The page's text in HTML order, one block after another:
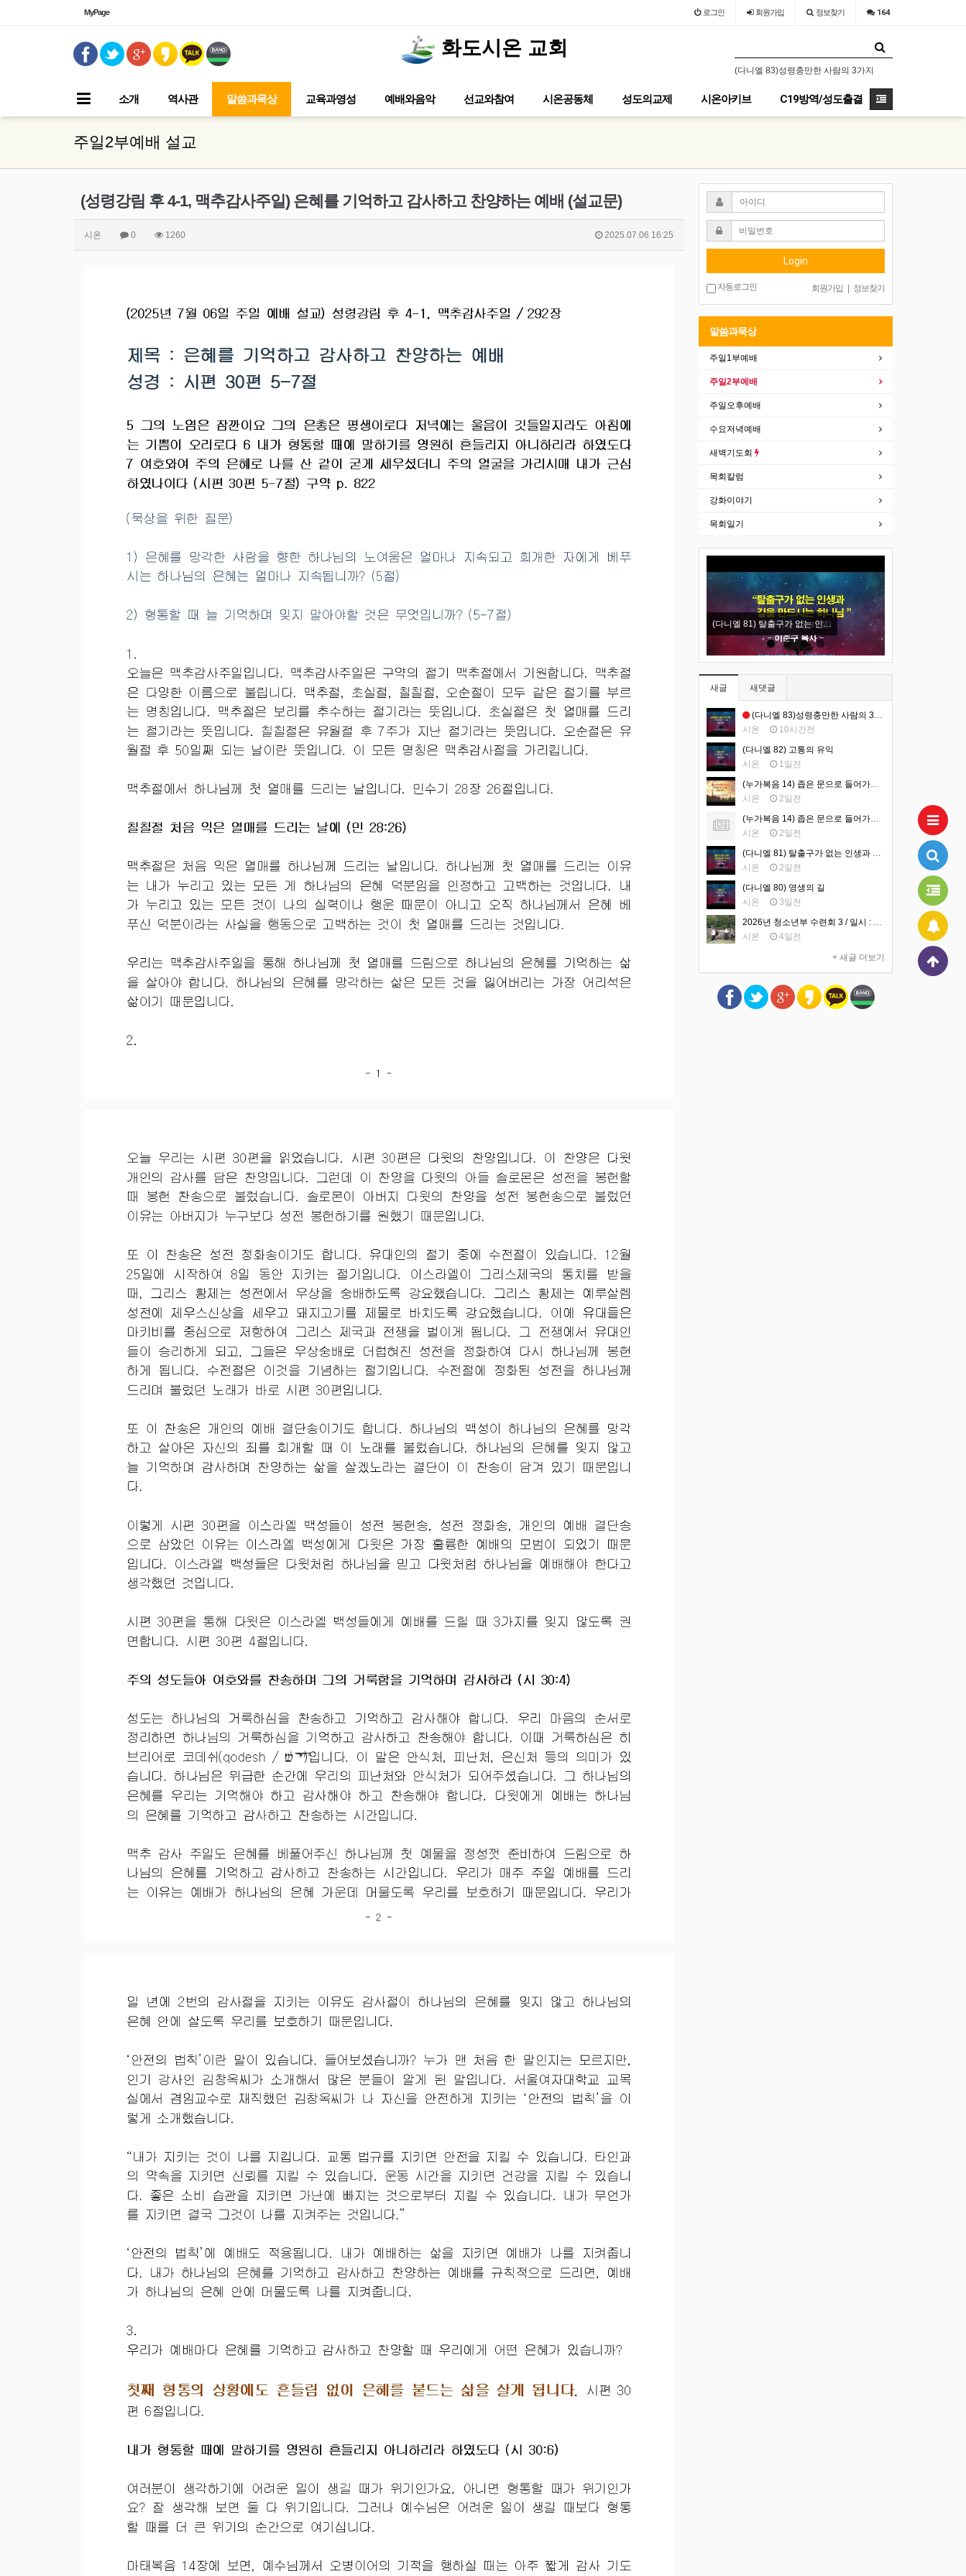
MyPage 로그인 회원가입 정보찾기 164
화도시온 교회
(다니엘 83)성령충만한 사람의 3가지 특징
소개 역사관 말씀과묵상 교육과영성 예배와음악 선교와참여 시온공동체 성도의교제 시온아키브 C19방역/성도출결
주일2부예배 설교
(성령강림 후 4-1, 맥추감사주일) 은혜를 기억하고 감사하고 찬양하는 예배 (설교문)
시온 0 1260 2025.07.06 16:25
Login
자동로그인 회원가입 정보찾기
말씀과묵상
주일1부예배
주일2부예배
주일오후예배
수요저녁예배
새벽기도회
목회칼럼
강화이야기
목회일기
(다니엘 81) 탈출구가 없는 인…
새글 새댓글
(다니엘 83)성령충만한 사람의 3가지 특징
시온
10시간전
(다니엘 82) 고통의 유익
시온
1일전
(누가복음 14) 좁은 문으로 들어가는 삶 (영상)
시온
2일전
(누가복음 14) 좁은 문으로 들어가는 삶 (설교문)
시온
2일전
(다니엘 81) 탈출구가 없는 인생과 길을 만드시는 하나님
시온
2일전
(다니엘 80) 영생의 길
시온
3일전
2026년 청소년부 수련회 3 / 일시 : 2026년 7월 31일-8월 1일 / 장소 : 가평 필그림하우스
시온
4일전
+ 새글 더보기